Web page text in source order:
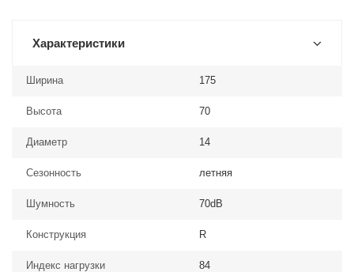
Характеристики
Ширина 175
Высота 70
Диаметр 14
Сезонность летняя
Шумность 70dB
Конструкция R
Индекс нагрузки 84